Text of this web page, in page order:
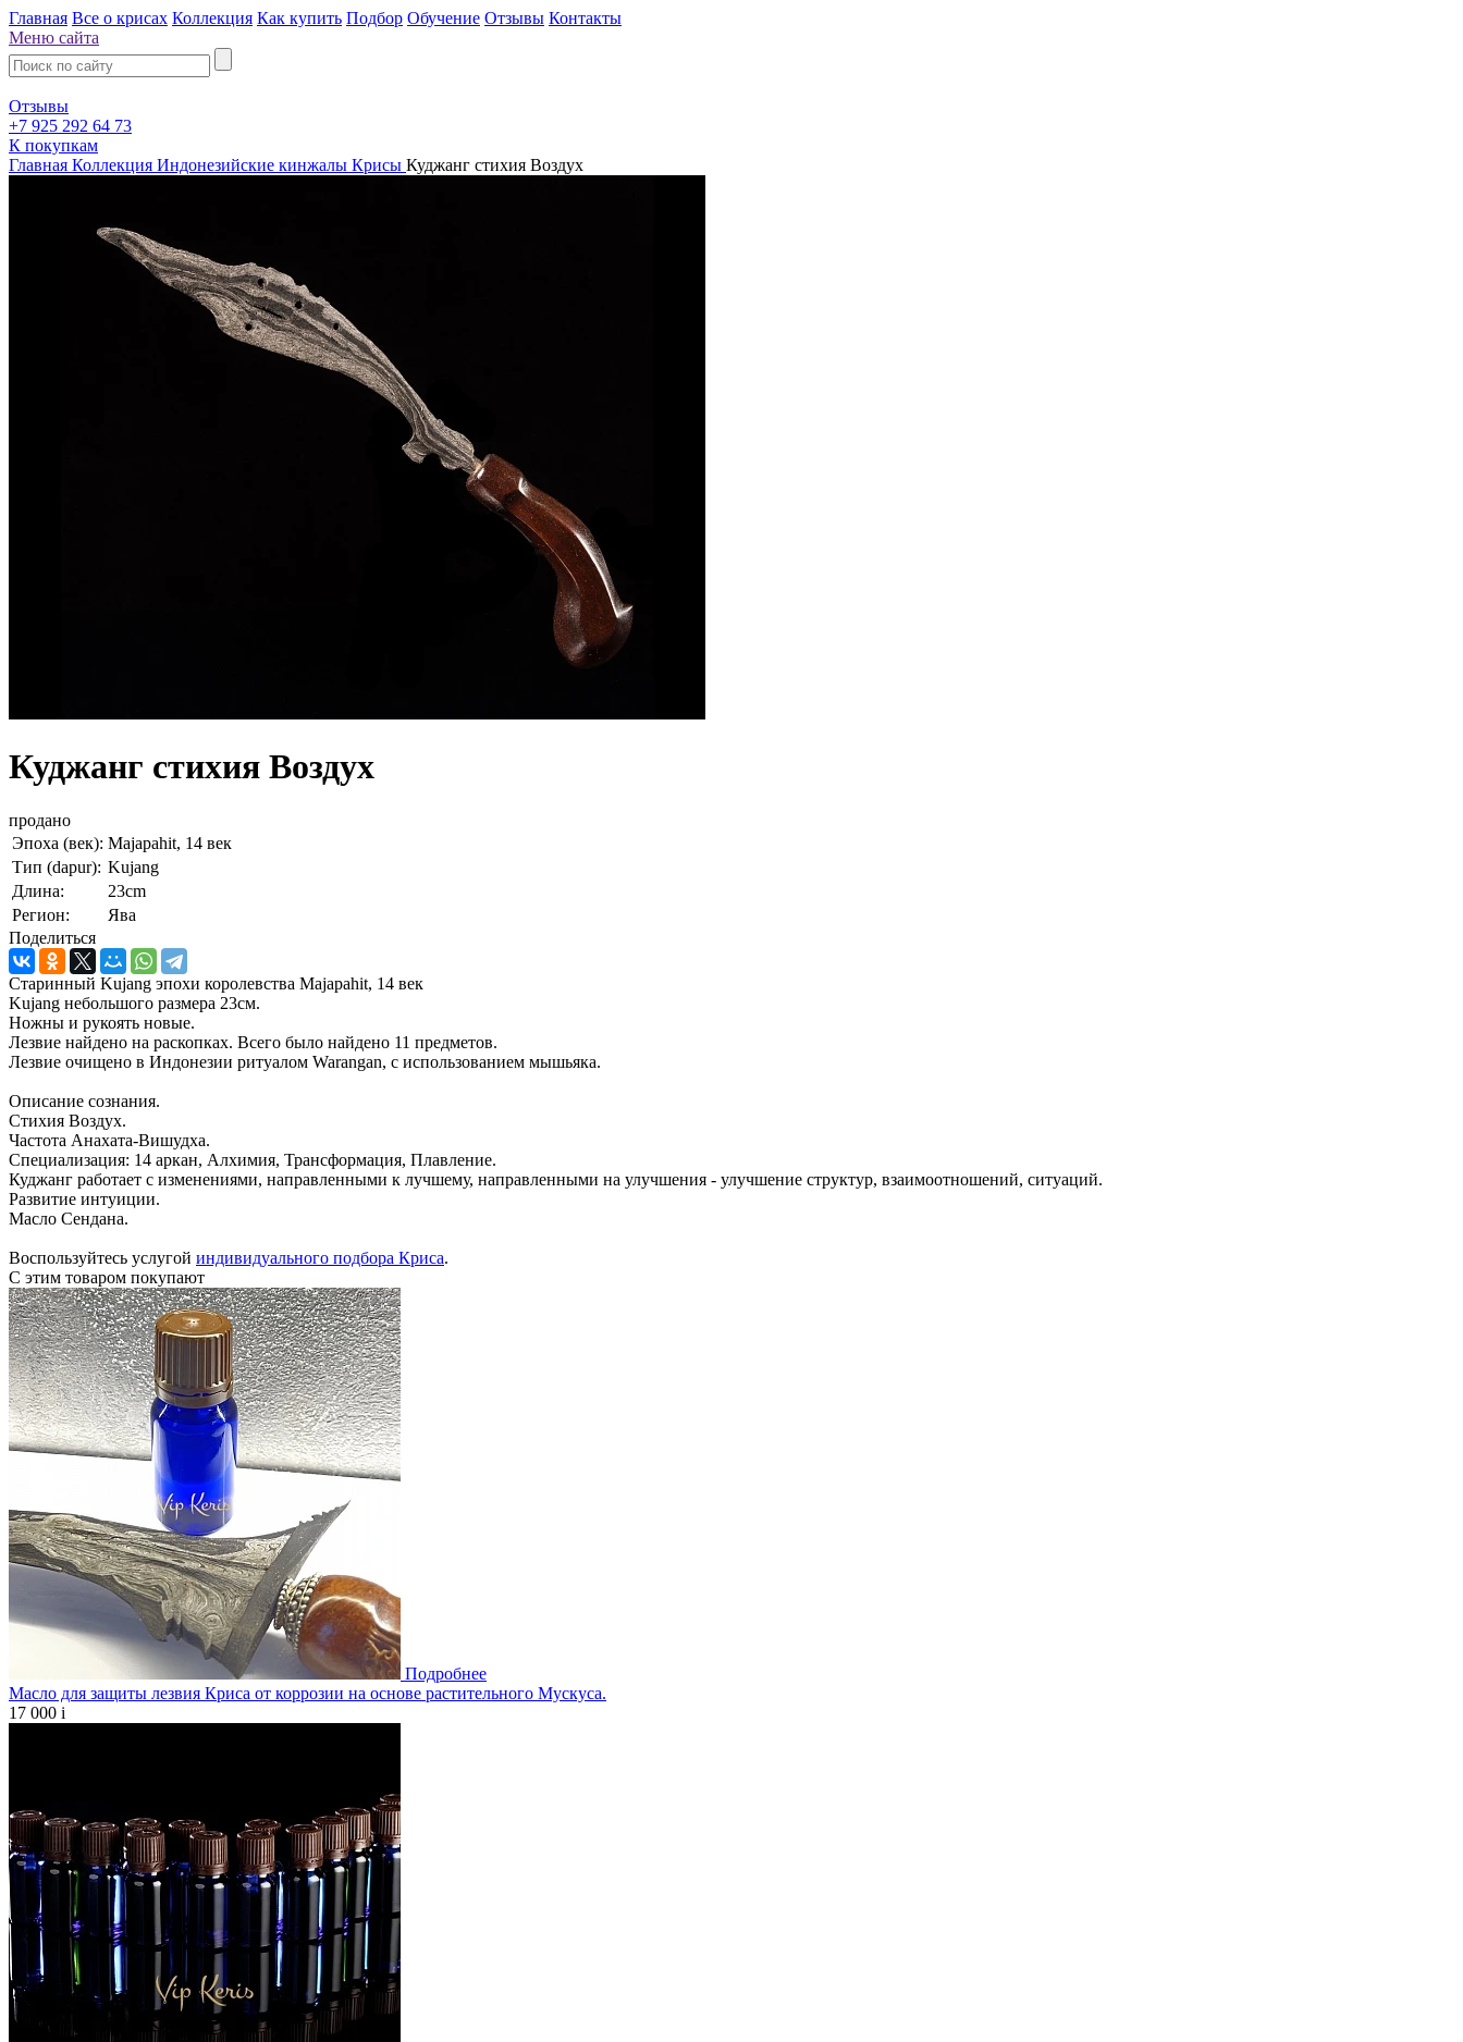
Главная Все о крисах Коллекция Как купить Подбор Обучение Отзывы Контакты
Меню сайта
Отзывы
+7 925 292 64 73
К покупкам
Главная Коллекция Индонезийские кинжалы Крисы Куджанг стихия Воздух
Куджанг стихия Воздух
продано
Эпоха (век): Majapahit, 14 век
Тип (dapur): Kujang
Длина:
23cm
Регион:
Ява
Поделиться
Старинный Kujang эпохи королевства Majapahit, 14 век
Kujang небольшого размера 23см.
Ножны и рукоять новые.
Лезвие найдено на раскопках. Всего было найдено 11 предметов.
Лезвие очищено в Индонезии ритуалом Warangan, с использованием мышьяка.
Описание сознания.
Стихия Воздух.
Частота Анахата-Вишудха.
Специализация: 14 аркан, Алхимия, Трансформация, Плавление.
Куджанг работает с изменениями, направленными к лучшему, направленными на улучшения - улучшение структур, взаимоотношений, ситуаций.
Развитие интуиции.
Масло Сендана.
Воспользуйтесь услугой индивидуального подбора Криса.
С этим товаром покупают
Подробнее
Масло для защиты лезвия Криса от коррозии на основе растительного Мускуса.
17 000 i